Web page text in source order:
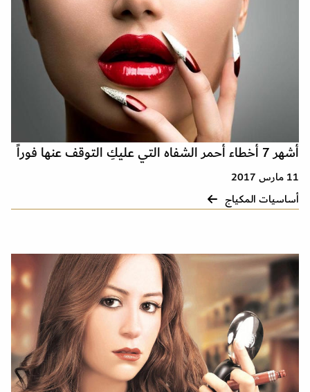
أشهر 7 أخطاء أحمر الشفاه التي عليكِ التوقف عنها فوراً
11 مارس 2017
أساسيات المكياج